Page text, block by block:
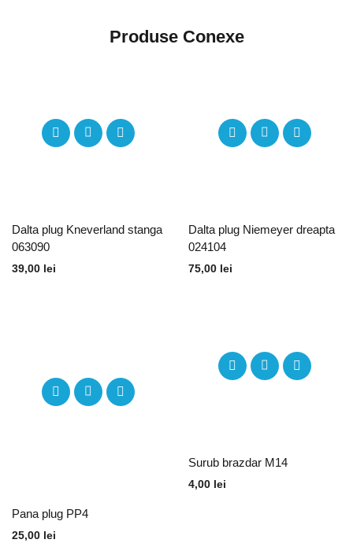
Produse Conexe
Dalta plug Kneverland stanga
063090
39,00 lei
Dalta plug Niemeyer dreapta
024104
75,00 lei
Pana plug PP4
25,00 lei
Surub brazdar M14
4,00 lei